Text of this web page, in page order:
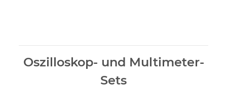
Oszilloskop- und Multimeter-
Sets